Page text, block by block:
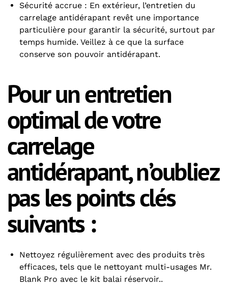
Sécurité accrue : En extérieur, l’entretien du
carrelage antidérapant revêt une importance
particulière pour garantir la sécurité, surtout par
temps humide. Veillez à ce que la surface
conserve son pouvoir antidérapant.
Pour un entretien
optimal de votre
carrelage
antidérapant, n’oubliez
pas les points clés
suivants :
Nettoyez régulièrement avec des produits très
efficaces, tels que le nettoyant multi-usages Mr.
Blank Pro avec le kit balai réservoir..